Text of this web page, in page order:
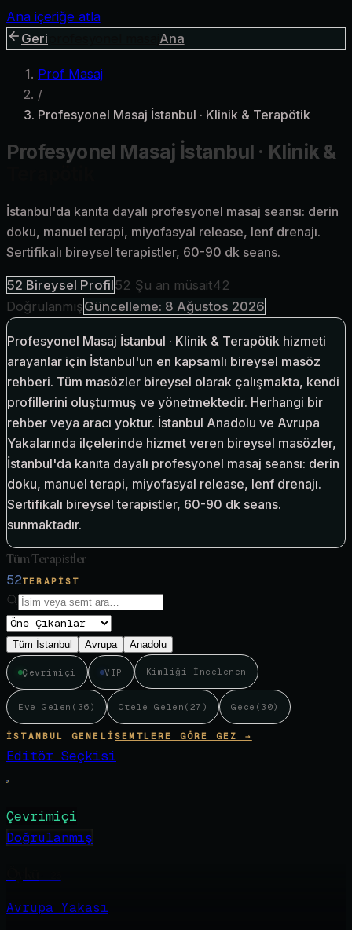
Ana içeriğe atla
Geri
Ana
Prof Masaj
/
Profesyonel Masaj İstanbul · Klinik & Terapötik
Profesyonel Masaj İstanbul · Klinik &
İstanbul'da kanıta dayalı profesyonel masaj seansı: derin
doku, manuel terapi, miyofasyal release, lenf drenajı.
Sertifikalı bireysel terapistler, 60-90 dk seans.
52 Bireysel Profil52 Şu an müsait42
DoğrulanmışGüncelleme: 8 Ağustos 2026
Profesyonel Masaj İstanbul · Klinik & Terapötik hizmeti
arayanlar için İstanbul'un en kapsamlı bireysel masöz
rehberi. Tüm masözler bireysel olarak çalışmakta, kendi
profillerini oluşturmuş ve yönetmektedir. Herhangi bir
rehber veya aracı yoktur. İstanbul Anadolu ve Avrupa
Yakalarında ilçelerinde hizmet veren bireysel masözler,
İstanbul'da kanıta dayalı profesyonel masaj seansı: derin
doku, manuel terapi, miyofasyal release, lenf drenajı.
Sertifikalı bireysel terapistler, 60-90 dk seans.
sunmaktadır.
Tüm Terapistler
52TERAPIST
Tüm İstanbul Avrupa Anadolu
Çevrimiçi VIP Kimliği İncelenen
Eve Gelen ( 36 ) Otele Gelen ( 27 ) Gece ( 30)
İSTANBUL GENELISEMTLERE GÖRE GEZ →
Editör Seçkisi
Çevrimiçi
Doğrulanmış
Avrupa Yakası